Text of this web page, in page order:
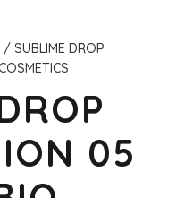
/ SUBLIME DROP
05